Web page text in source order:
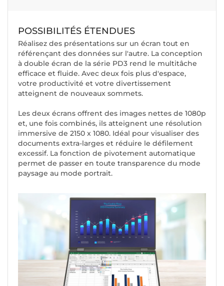
POSSIBILITÉS ÉTENDUES
Réalisez des présentations sur un écran tout en
référençant des données sur l'autre. La conception
à double écran de la série PD3 rend le multitâche
efficace et fluide. Avec deux fois plus d'espace,
votre productivité et votre divertissement
atteignent de nouveaux sommets.
Les deux écrans offrent des images nettes de 1080p
et, une fois combinés, ils atteignent une résolution
immersive de 2150 x 1080. Idéal pour visualiser des
documents extra-larges et réduire le défilement
excessif. La fonction de pivotement automatique
permet de passer en toute transparence du mode
paysage au mode portrait.